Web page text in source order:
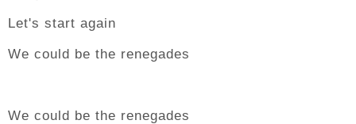
Let's start again
We could be the renegades
We could be the renegades